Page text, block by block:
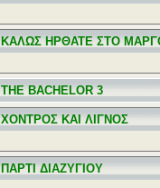
ΚΑΛΩΣ ΗΡΘΑΤΕ ΣΤΟ
THE BACHELOR 3
ΧΟΝΤΡΟΣ ΚΑΙ ΛΙΓΝΟΣ
ΠΑΡΤΙ ΔΙΑΖΥΓΙΟΥ